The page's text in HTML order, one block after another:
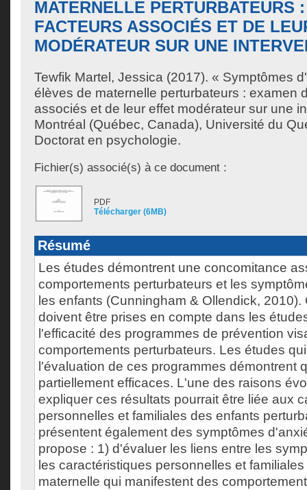
MATERNELLE PERTURBATEURS
FACTEURS ASSOCIÉS ET DE
MODÉRATEUR SUR UNE
Tewfik Martel, Jessica (2017). « Symptômes
élèves de maternelle perturbateurs : examen
associés et de leur effet modérateur sur une
Montréal (Québec, Canada), Université du
Doctorat en psychologie.
Fichier(s) associé(s) à ce document :
PDF
Télécharger (6MB)
Résumé
Les études démontrent une concomitance
comportements perturbateurs et les
les enfants (Cunningham & Ollendick,
doivent être prises en compte dans les
l'efficacité des programmes de prévention
comportements perturbateurs. Les études
l'évaluation de ces programmes démontrent
partiellement efficaces. L'une des raisons
expliquer ces résultats pourrait être liée aux
personnelles et familiales des enfants
présentent également des symptômes
propose : 1) d'évaluer les liens entre les
les caractéristiques personnelles et
maternelle qui manifestent des